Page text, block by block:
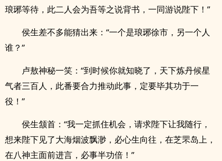
琅琊等待，此二人会为吾等之说背书，一同游说陛下！”
侯生差不多能猜出来：“一个是琅琊徐市，另一个人
谁？”
卢敖神秘一笑：“到时候你就知晓了，天下炼丹候星
气者三百人，此番要合力推动此事，定要毕其功于一
役！”
侯生颔首：“我一定抓住机会，请求陛下让我随行，
想来陛下见了大海烟波飘渺，必心生向往，在芝罘岛上，
在八神主面前进言，必事半功倍！”